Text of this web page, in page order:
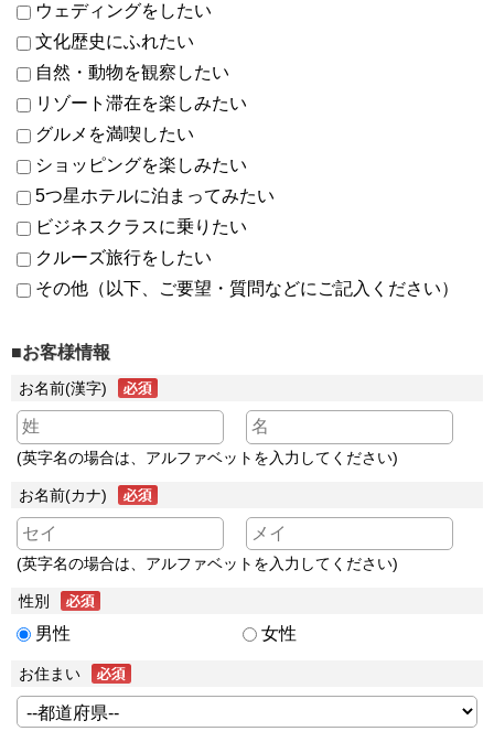
ウェディングをしたい
文化歴史にふれたい
自然・動物を観察したい
リゾート滞在を楽しみたい
グルメを満喫したい
ショッピングを楽しみたい
5つ星ホテルに泊まってみたい
ビジネスクラスに乗りたい
クルーズ旅行をしたい
その他（以下、ご要望・質問などにご記入ください）
■お客様情報
お名前(漢字)
(英字名の場合は、アルファベットを入力してください)
お名前(カナ)
(英字名の場合は、アルファベットを入力してください)
性別
男性 女性
お住まい